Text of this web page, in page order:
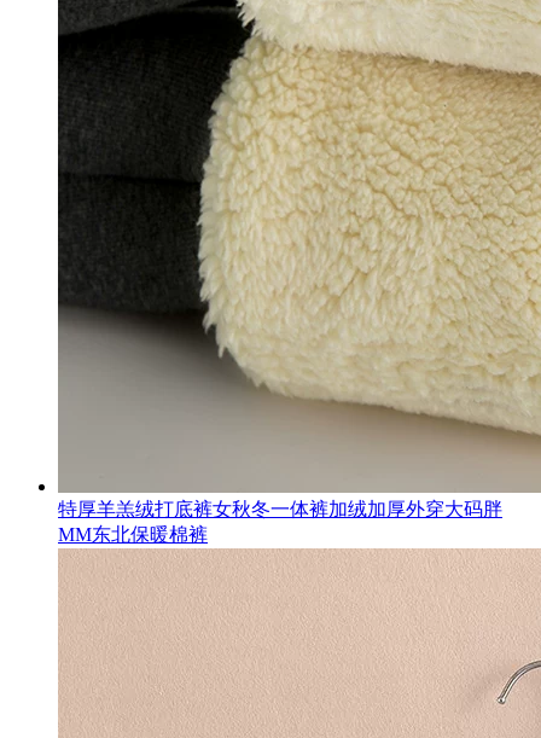
特厚羊羔绒打底裤女秋冬一体裤加绒加厚外穿大码胖
MM东北保暖棉裤